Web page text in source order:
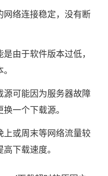
网络连接稳定，没有断
由于软件版本过低，
源可能因为服务器故障
一个下载源。
上或周末等网络流量较
下载速度。